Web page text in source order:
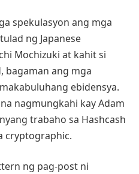
spekulasyon ang mga
ng Japanese
Mochizuki at kahit si
bagaman ang mga
ebidensya.
nagmungkahi kay Adam
trabaho sa Hashcash
cryptographic.
ng pag-post ni